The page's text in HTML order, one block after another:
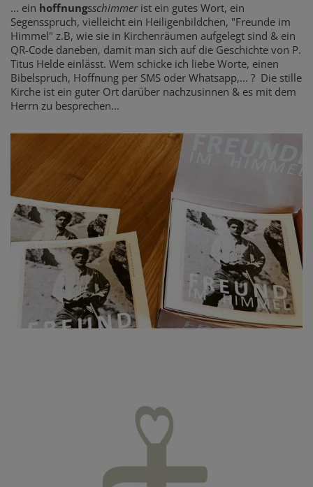
... ein hoffnungsschimmerist ein gutes Wort, ein
Segensspruch, vielleicht ein Heiligenbildchen, "Freunde im
Himmel" z.B, wie sie in Kirchenräumen aufgelegt sind & ein
QR-Code daneben, damit man sich auf die Geschichte von P.
Titus Helde einlässt. Wem schicke ich liebe Worte, einen
Bibelspruch, Hoffnung per SMS oder Whatsapp,... ? Die stille
Kirche ist ein guter Ort darüber nachzusinnen & es mit dem
Herrn zu besprechen...